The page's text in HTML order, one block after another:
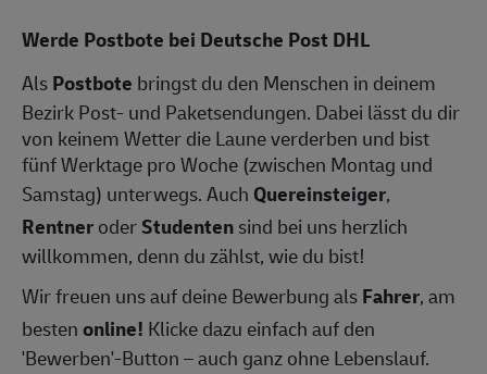
Werde Postbote bei Deutsche Post DHL
AlsPostbote bringst du den Menschen in deinem
Bezirk Post- und Paketsendungen. Dabei lässt du dir
von keinem Wetter die Laune verderben und bist
fünf Werktage pro Woche (zwischen Montag und
Samstag) unterwegs. Auch Quereinsteiger,
RentneroderStudentensind bei uns herzlich
willkommen, denn du zählst, wie du bist!
Wir freuen uns auf deine Bewerbung alsFahrer, am
bestenonline! Klicke dazu einfach auf den
'Bewerben'-Button – auch ganz ohne Lebenslauf.